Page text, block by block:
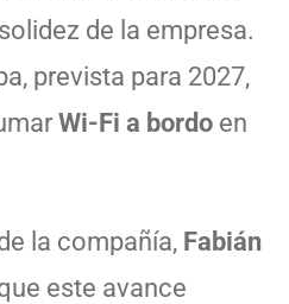
de la empresa.
prevista para 2027,
Wi-Fi a bordo en
la compañía, Fabián
este avance